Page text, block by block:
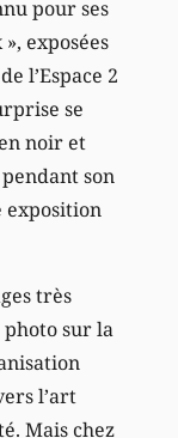
pour ses
exposées
l’Espace 2
se
noir et
son
exposition
très
sur la
l’art
Mais chez